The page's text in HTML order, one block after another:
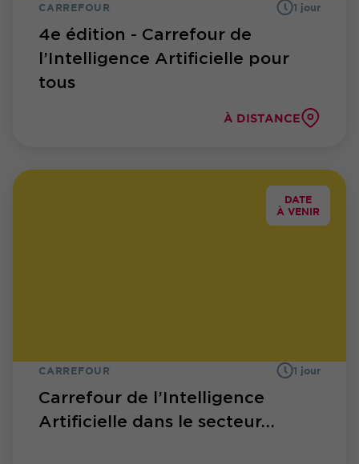
CARREFOUR 1 jour
4e édition - Carrefour de
l’Intelligence Artificielle pour
tous
À DISTANCE
DATE
À VENIR
CARREFOUR 1 jour
Carrefour de l’Intelligence
Artificielle dans le secteur...